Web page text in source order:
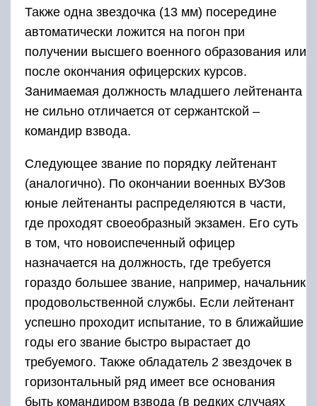
Также одна звездочка (13 мм) посередине
автоматически ложится на погон при
получении высшего военного образования или
после окончания офицерских курсов.
Занимаемая должность младшего лейтенанта
не сильно отличается от сержантской –
командир взвода.
Следующее звание по порядку лейтенант
(аналогично). По окончании военных ВУЗов
юные лейтенанты распределяются в части,
где проходят своеобразный экзамен. Его суть
в том, что новоиспеченный офицер
назначается на должность, где требуется
гораздо большее звание, например, начальник
продовольственной службы. Если лейтенант
успешно проходит испытание, то в ближайшие
годы его звание быстро вырастает до
требуемого. Также обладатель 2 звездочек в
горизонтальный ряд имеет все основания
быть командиром взвода (в редких случаях